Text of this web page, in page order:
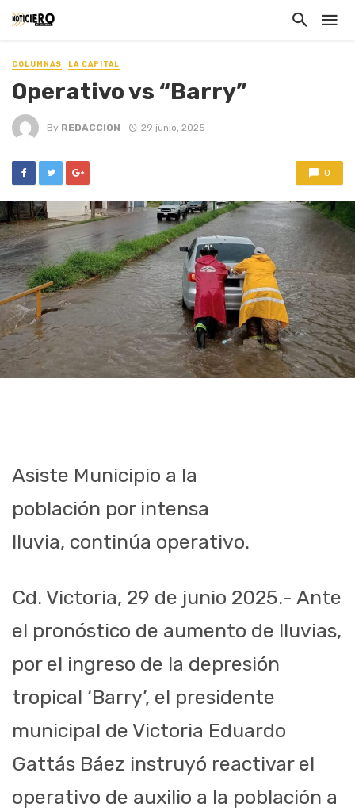
COLUMNAS LA CAPITAL
Operativo vs “Barry”
By REDACCION 29 junio, 2025
0
Asiste Municipio a la
población por intensa
lluvia, continúa operativo.
Cd. Victoria, 29 de junio 2025.- Ante
el pronóstico de aumento de lluvias,
por el ingreso de la depresión
tropical ‘Barry’, el presidente
municipal de Victoria Eduardo
Gattás Báez instruyó reactivar el
operativo de auxilio a la población a